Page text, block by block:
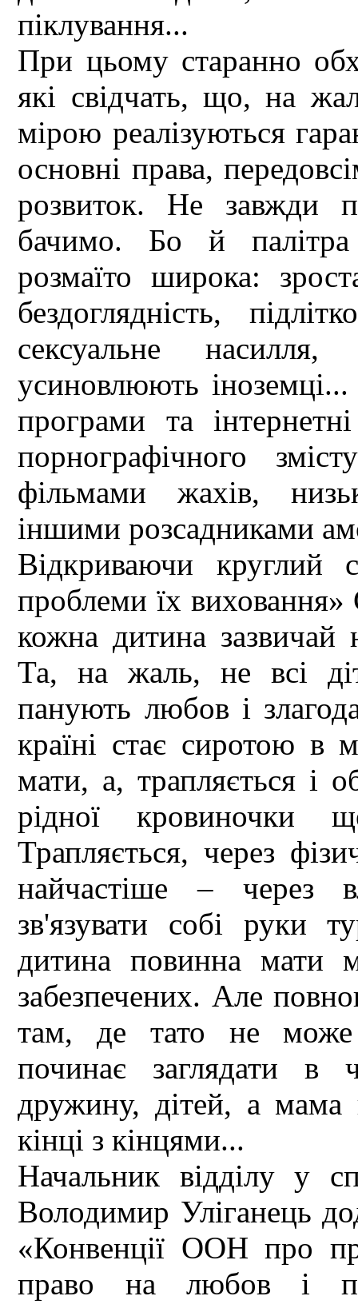
піклування...
При цьому старанно
які свідчать, що, на
мірою реалізуються
основні права,
розвиток. Не завжди
бачимо. Бо й
розмаїто широка:
бездоглядність,
сексуальне насилля,
усиновлюють іноземці...
програми та
порнографічного
фільмами жахів,
іншими розсадниками
Відкриваючи круглий
проблеми їх виховання»
кожна дитина зазвичай
Та, на жаль, не всі
панують любов і
країні стає сиротою в
мати, а, трапляється і
рідної кровиночки
Трапляється, через
найчастіше – через
зв'язувати собі руки
дитина повинна мати
забезпечених. Але
там, де тато не може
починає заглядати в
дружину, дітей, а мама
кінці з кінцями...
Начальник відділу у
Володимир Уліганець
«Конвенції ООН про
право на любов і